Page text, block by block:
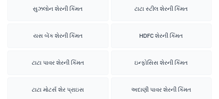
સુઝલોન શેરની કિંમત ટાટા સ્ટીલ શેરની કિંમત
યસ બેંક શેરની કિંમત HDFC શેરની કિંમત
ટાટા પાવર શેરની કિંમત ઇન્ફોસિસ શેરની કિંમત
ટાટા મોટર્સ શેર પ્રાઇસ અદાણી પાવર શેરની કિંમત